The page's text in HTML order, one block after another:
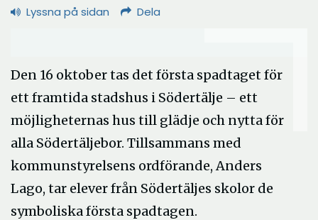
Lyssna på sidan Dela
Den 16 oktober tas det första spadtaget för
ett framtida stadshus i Södertälje – ett
möjligheternas hus till glädje och nytta för
alla Södertäljebor. Tillsammans med
kommunstyrelsens ordförande, Anders
Lago, tar elever från Södertäljes skolor de
symboliska första spadtagen.